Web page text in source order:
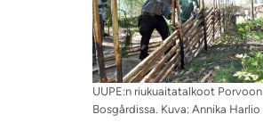
UUPE:n riukuaitatalkoot Porvoon
Bosgårdissa. Kuva: Annika Harlio